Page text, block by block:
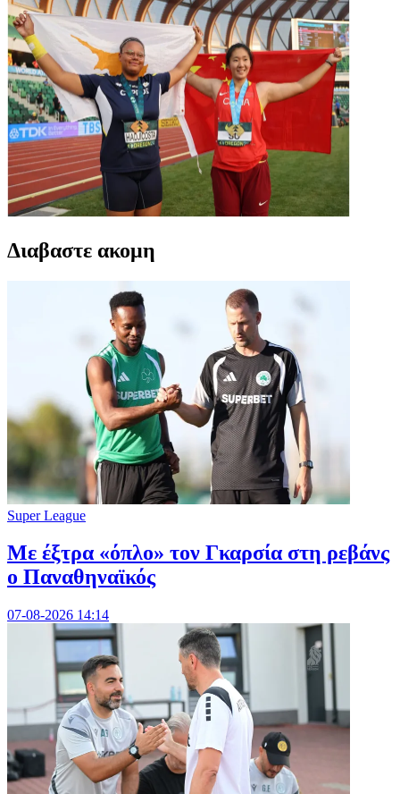
Διαβαστε ακομη
Super League
Mε έξτρα «όπλο» τον Γκαρσία στη ρεβάνς
ο Παναθηναϊκός
07-08-2026 14:14